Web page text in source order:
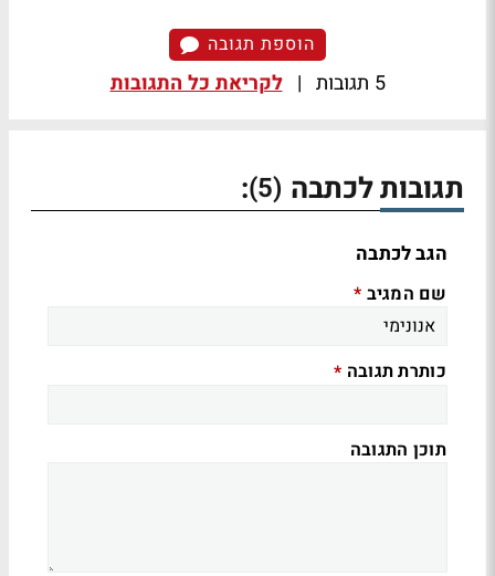
הוספת תגובה
5 תגובות | לקריאת כל התגובות
תגובות לכתבה (5)
:
הגב לכתבה
שם המגיב *
כותרת תגובה *
תוכן התגובה